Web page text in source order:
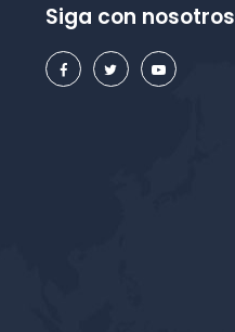
Siga con nosotros